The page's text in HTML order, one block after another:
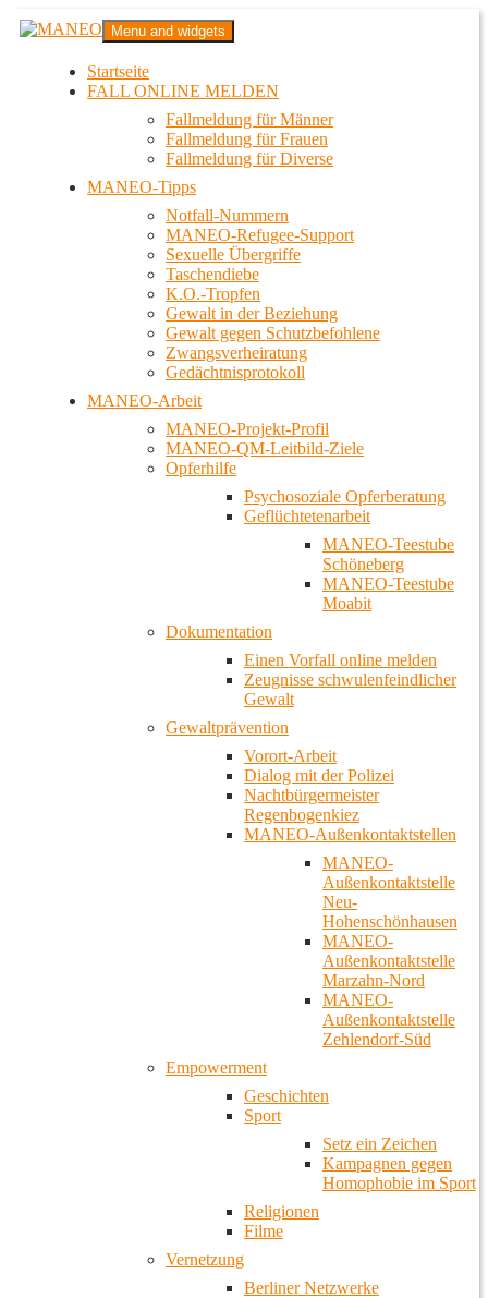
Zum
InhaltMANEO
Das schwule Anti-Gewalt-Projekt in Berlin
Menu and widgets
Startseite
FALL ONLINE MELDEN
Fallmeldung für Männer
Fallmeldung für Frauen
Fallmeldung für Diverse
MANEO-Tipps
Notfall-Nummern
MANEO-Refugee-Support
Sexuelle Übergriffe
Taschendiebe
K.O.-Tropfen
Gewalt in der Beziehung
Gewalt gegen Schutzbefohlene
Zwangsverheiratung
Gedächtnisprotokoll
MANEO-Arbeit
MANEO-Projekt-Profil
MANEO-QM-Leitbild-Ziele
Opferhilfe
Psychosoziale Opferberatung
Geflüchtetenarbeit
MANEO-Teestube
Schöneberg
MANEO-Teestube
Moabit
Dokumentation
Einen Vorfall online melden
Zeugnisse schwulenfeindlicher
Gewalt
Gewaltprävention
Vorort-Arbeit
Dialog mit der Polizei
Nachtbürgermeister
Regenbogenkiez
MANEO-Außenkontaktstellen
MANEO-
Außenkontaktstelle
Neu-
Hohenschönhausen
MANEO-
Außenkontaktstelle
Marzahn-Nord
MANEO-
Außenkontaktstelle
Zehlendorf-Süd
Empowerment
Geschichten
Sport
Setz ein Zeichen
Kampagnen gegen
Homophobie im Sport
Religionen
Filme
Vernetzung
Berliner Netzwerke